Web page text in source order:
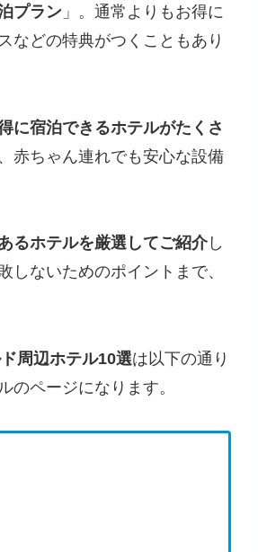
プラン 」。通常よりもお得に
などの特典がつくこともあり
に宿泊できるホテルがたくさ
赤ちゃん連れでも安心な設備
るホテルを厳選してご紹介し
しないためのポイントまで、
周辺ホテル10選は以下の通り
のページになります。